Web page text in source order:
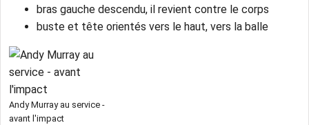
bras gauche descendu, il revient contre le corps
buste et tête orientés vers le haut, vers la balle
Andy Murray au service -
avant l'impact